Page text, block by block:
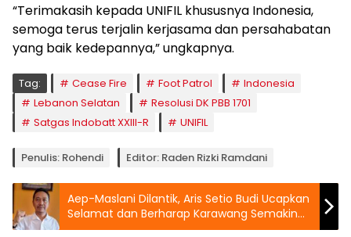
“Terimakasih kepada UNIFIL khususnya Indonesia,
semoga terus terjalin kerjasama dan persahabatan
yang baik kedepannya,” ungkapnya.
Tag: Cease Fire Foot Patrol
Indonesia
Lebanon Selatan
Resolusi DK PBB 1701
Satgas Indobatt XXIII-R
UNIFIL
Penulis: Rohendi Editor: Raden Rizki Ramdani
Aep-Maslani Dilantik, Aris Setio Budi Ucapkan
Selamat dan Berharap Karawang Semakin
Maju